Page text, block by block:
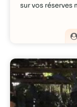
sur vos réserves